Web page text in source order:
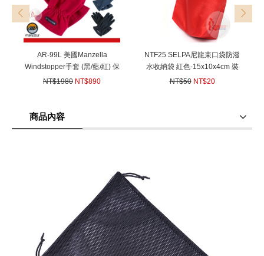
AR-99L 美國Manzella
Windstopper手套 (黑/藍/紅) 保
暖/機車手套 防風 透氣 (雪之旅
NT$1980 NT$890
NTF25 SELPA尼龍束口袋防潑
水收納袋 紅色-15x10x4cm 裝
備袋雜物袋小袋分裝袋
NT$50 NT$20
prev next
商品內容